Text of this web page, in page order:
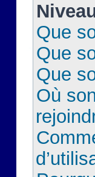
Que
Que
Que
Où